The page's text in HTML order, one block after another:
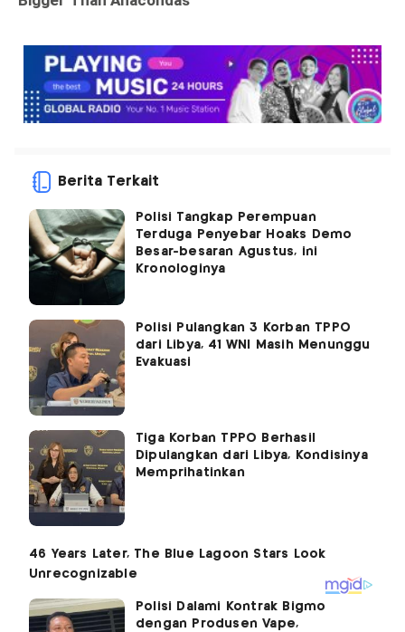
Berita Terkait
Polisi Tangkap Perempuan
Terduga Penyebar Hoaks Demo
Besar-besaran Agustus, ini
Kronologinya
Polisi Pulangkan 3 Korban TPPO
dari Libya, 41 WNI Masih Menunggu
Evakuasi
Tiga Korban TPPO Berhasil
Dipulangkan dari Libya, Kondisinya
Memprihatinkan
Polisi Dalami Kontrak Bigmo
dengan Produsen Vape,